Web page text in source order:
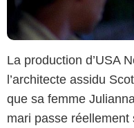
La production d’USA
l’architecte assidu
que sa femme
mari passe